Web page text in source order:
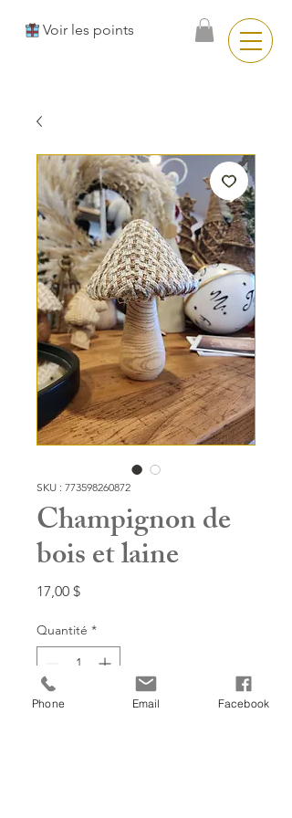
Voir les points
SKU : 773598260872
Champignon de
bois et laine
17,00 $Prix
Quantité *
Phone Email Facebook